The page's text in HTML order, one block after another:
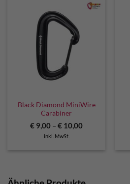
Black Diamond MiniWire
Carabiner
€ 9,00 – € 10,00
inkl. MwSt.